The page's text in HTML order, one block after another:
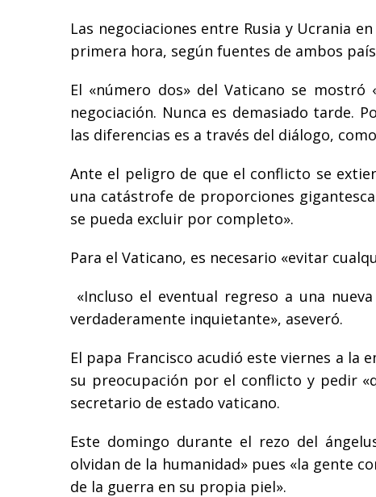
Las negociaciones entre Rusia y Ucrania
primera hora, según fuentes de ambos
El «número dos» del Vaticano se
negociación. Nunca es demasiado tarde.
las diferencias es a través del diálogo,
Ante el peligro de que el conflicto se
una catástrofe de proporciones
se pueda excluir por completo».
Para el Vaticano, es necesario «evitar
«Incluso el eventual regreso a una
verdaderamente inquietante», aseveró.
El papa Francisco acudió este viernes a la
su preocupación por el conflicto y pedir
secretario de estado vaticano.
Este domingo durante el rezo del
olvidan de la humanidad» pues «la gente
de la guerra en su propia piel».